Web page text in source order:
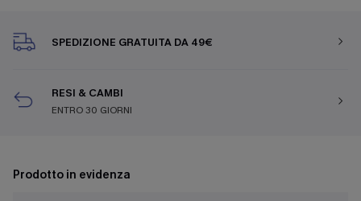
SPEDIZIONE GRATUITA DA 49€
RESI & CAMBI
ENTRO 30 GIORNI
Prodotto in evidenza